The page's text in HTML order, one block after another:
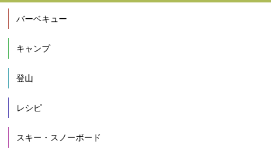
バーベキュー
キャンプ
登山
レシピ
スキー・スノーボード